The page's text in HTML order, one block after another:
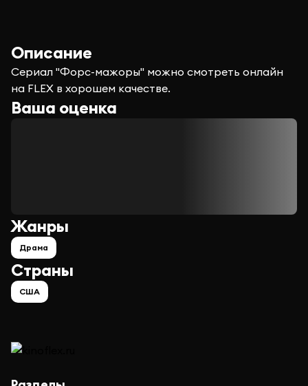
Описание
Сериал "Форс-мажоры" можно смотреть онлайн
на FLEX в хорошем качестве.
Ваша оценка
Страны
США
Жанры
Драма